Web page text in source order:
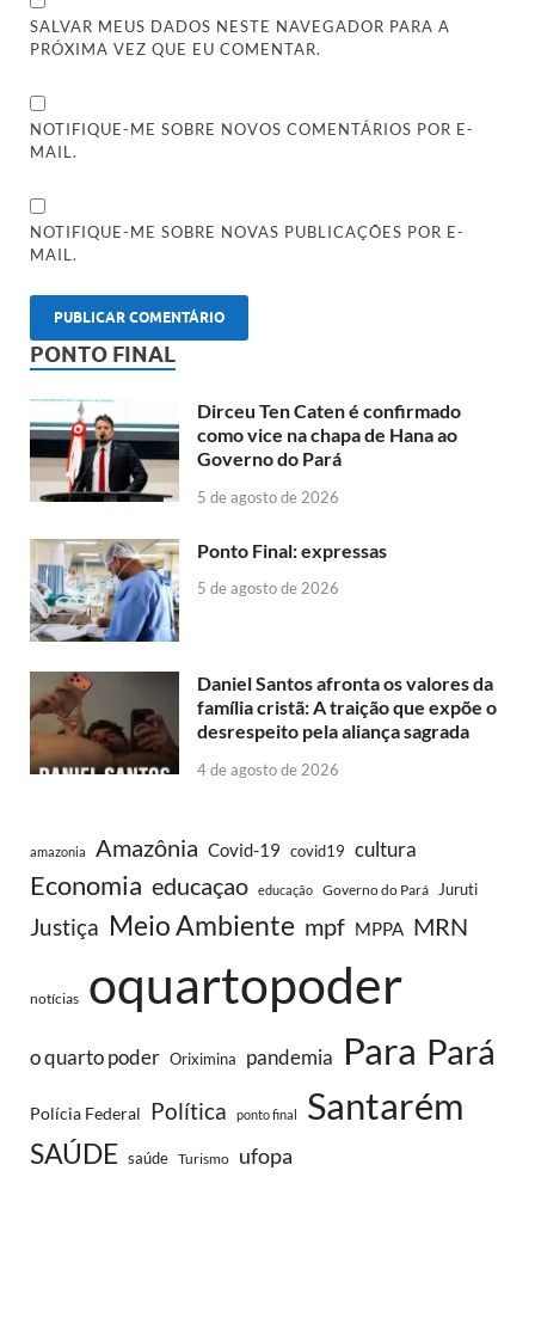
SALVAR MEUS DADOS NESTE NAVEGADOR PARA A
PRÓXIMA VEZ QUE EU COMENTAR.
NOTIFIQUE-ME SOBRE NOVOS COMENTÁRIOS POR E-
MAIL.
NOTIFIQUE-ME SOBRE NOVAS PUBLICAÇÕES POR E-
MAIL.
PONTO FINAL
Dirceu Ten Caten é confirmado
como vice na chapa de Hana ao
Governo do Pará
5 de agosto de 2026
Ponto Final: expressas
5 de agosto de 2026
Daniel Santos afronta os valores da
família cristã: A traição que expõe o
desrespeito pela aliança sagrada
4 de agosto de 2026
amazonia Amazônia Covid-19 covid19 cultura
Economia educaçao educação Governo do Pará Juruti
Justiça Meio Ambiente mpf MPPA MRN
notícias oquartopoder
o quarto poder Oriximina pandemia Para Pará
Polícia Federal Política ponto final Santarém
SAÚDE saúde Turismo ufopa